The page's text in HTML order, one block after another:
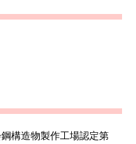
構造物製作工場認定第